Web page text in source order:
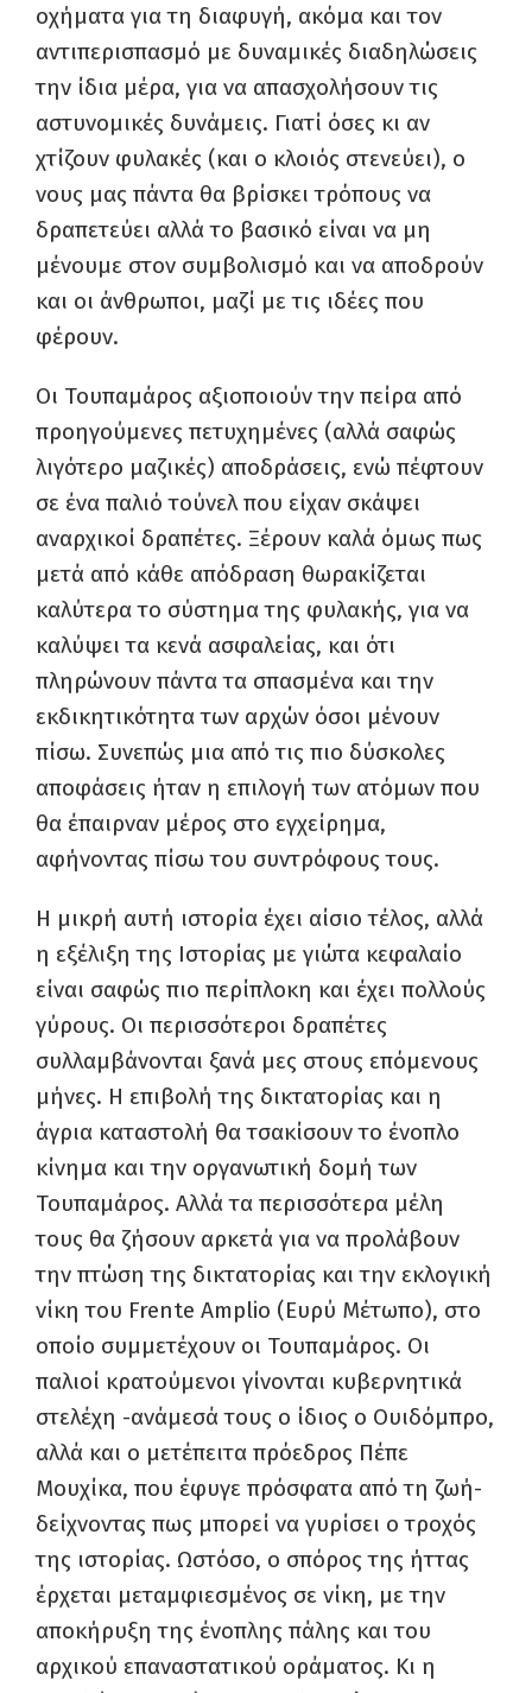
οχήματα για τη διαφυγή, ακόμα και τον
αντιπερισπασμό με δυναμικές διαδηλώσεις
την ίδια μέρα, για να απασχολήσουν τις
αστυνομικές δυνάμεις. Γιατί όσες κι αν
χτίζουν φυλακές (και ο κλοιός στενεύει), ο
νους μας πάντα θα βρίσκει τρόπους να
δραπετεύει αλλά το βασικό είναι να μη
μένουμε στον συμβολισμό και να αποδρούν
και οι άνθρωποι, μαζί με τις ιδέες που
φέρουν.
Οι Τουπαμάρος αξιοποιούν την πείρα από
προηγούμενες πετυχημένες (αλλά σαφώς
λιγότερο μαζικές) αποδράσεις, ενώ πέφτουν
σε ένα παλιό τούνελ που είχαν σκάψει
αναρχικοί δραπέτες. Ξέρουν καλά όμως πως
μετά από κάθε απόδραση θωρακίζεται
καλύτερα το σύστημα της φυλακής, για να
καλύψει τα κενά ασφαλείας, και ότι
πληρώνουν πάντα τα σπασμένα και την
εκδικητικότητα των αρχών όσοι μένουν
πίσω. Συνεπώς μια από τις πιο δύσκολες
αποφάσεις ήταν η επιλογή των ατόμων που
θα έπαιρναν μέρος στο εγχείρημα,
αφήνοντας πίσω του συντρόφους τους.
Η μικρή αυτή ιστορία έχει αίσιο τέλος, αλλά
η εξέλιξη της Ιστορίας με γιώτα κεφαλαίο
είναι σαφώς πιο περίπλοκη και έχει πολλούς
γύρους. Οι περισσότεροι δραπέτες
συλλαμβάνονται ξανά μες στους επόμενους
μήνες. Η επιβολή της δικτατορίας και η
άγρια καταστολή θα τσακίσουν το ένοπλο
κίνημα και την οργανωτική δομή των
Τουπαμάρος. Αλλά τα περισσότερα μέλη
τους θα ζήσουν αρκετά για να προλάβουν
την πτώση της δικτατορίας και την εκλογική
νίκη του Frente Amplio (Ευρύ Μέτωπο), στο
οποίο συμμετέχουν οι Τουπαμάρος. Οι
παλιοί κρατούμενοι γίνονται κυβερνητικά
στελέχη -ανάμεσά τους ο ίδιος ο Ουιδόμπρο,
αλλά και ο μετέπειτα πρόεδρος Πέπε
Μουχίκα, που έφυγε πρόσφατα από τη ζωή-
δείχνοντας πως μπορεί να γυρίσει ο τροχός
της ιστορίας. Ωστόσο, ο σπόρος της ήττας
έρχεται μεταμφιεσμένος σε νίκη, με την
αποκήρυξη της ένοπλης πάλης και του
αρχικού επαναστατικού οράματος. Κι η